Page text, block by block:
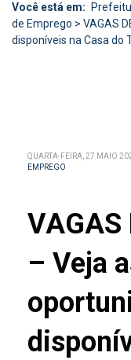
Você está em:
de Emprego > VAGAS
disponíveis na Casa do
QUARTA-FEIRA, 27 MAIO
EMPREGO
VAGAS
– Veja